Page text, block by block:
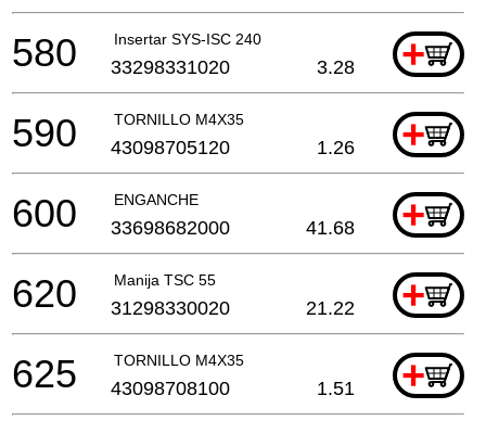
Insertar SYS-ISC 240 +
580 33298331020 3.28
TORNILLO M4X35 +
590 43098705120 1.26
ENGANCHE +
600 33698682000 41.68
Manija TSC 55 +
620 31298330020 21.22
TORNILLO M4X35 +
625 43098708100 1.51